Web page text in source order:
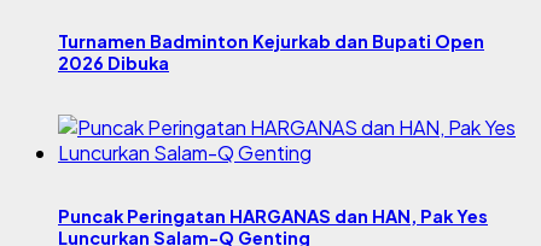
Turnamen Badminton Kejurkab dan Bupati Open
2026 Dibuka
Puncak Peringatan HARGANAS dan HAN, Pak Yes
Luncurkan Salam-Q Genting